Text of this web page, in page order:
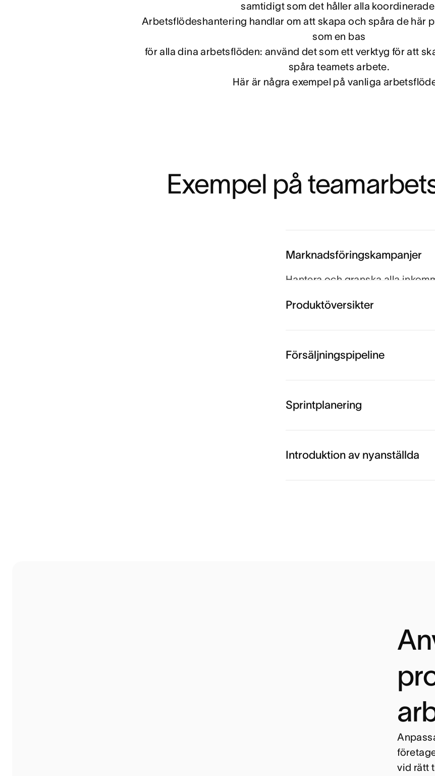
samtidigt som det håller alla
Arbetsflödeshantering handlar om att skapa och spåra de här
som en bas
för alla dina arbetsflöden: använd det som ett verktyg för att
spåra teamets arbete.
Här är några exempel på vanliga
Exempel på
Marknadsföringskampanjer
Hantera och granska alla
Produktöversikter
Försäljningspipeline
Sprintplanering
Introduktion av nyanställda
vid rätt